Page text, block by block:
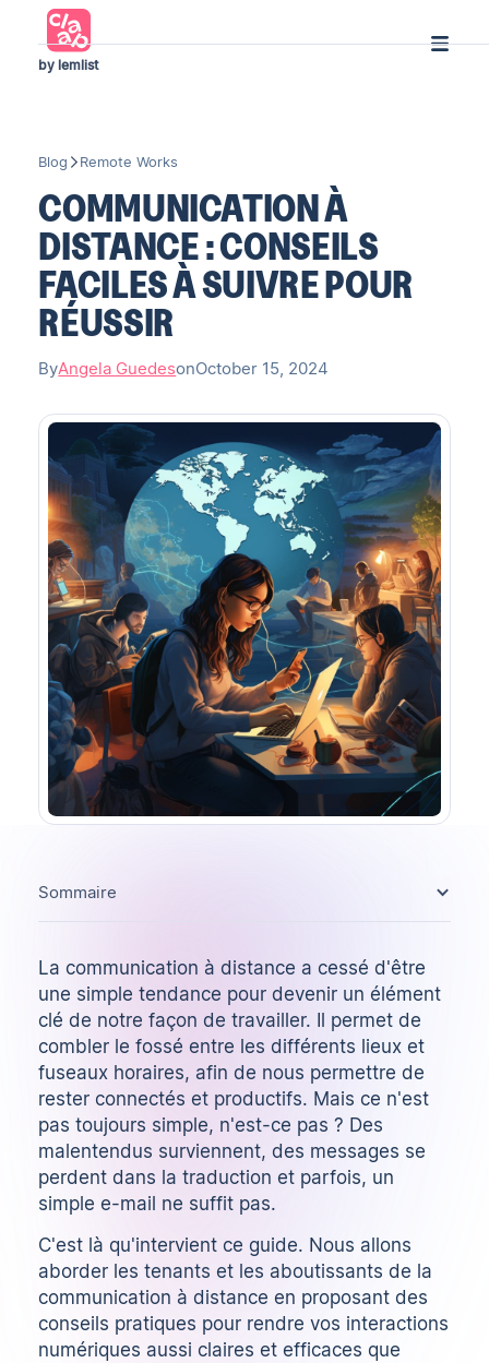
by lemlist
Blog Remote Works
COMMUNICATION À
DISTANCE : CONSEILS
FACILES À SUIVRE POUR
RÉUSSIR
ByAngela GuedesonOctober 15, 2024
La communication à distance a cessé d'être
une simple tendance pour devenir un élément
clé de notre façon de travailler. Il permet de
combler le fossé entre les différents lieux et
fuseaux horaires, afin de nous permettre de
rester connectés et productifs. Mais ce n'est
pas toujours simple, n'est-ce pas ? Des
malentendus surviennent, des messages se
perdent dans la traduction et parfois, un
simple e-mail ne suffit pas.
C'est là qu'intervient ce guide. Nous allons
aborder les tenants et les aboutissants de la
communication à distance en proposant des
conseils pratiques pour rendre vos interactions
numériques aussi claires et efficaces que
Sommaire